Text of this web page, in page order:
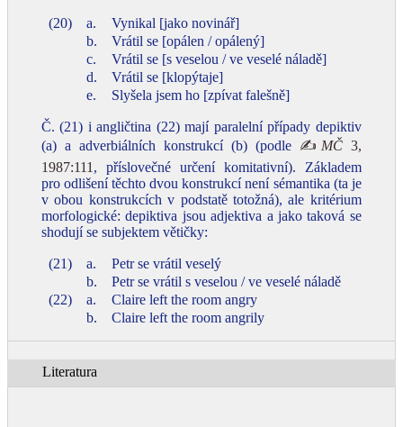
(20) a.
Vynikal [jako novinář]
b.
Vrátil se [opálen / opálený]
c.
Vrátil se [s veselou / ve veselé náladě]
d.
Vrátil se [klopýtaje]
e.
Slyšela jsem ho [zpívat falešně]
Č. (21) i angličtina (22) mají paralelní případy depiktiv
(a) a adverbiálních konstrukcí (b) (podle ✍ MČ3,
1987:111 , příslovečné určení komitativní). Základem
pro odlišení těchto dvou konstrukcí není sémantika (ta je
v obou konstrukcích v podstatě totožná), ale kritérium
morfologické: depiktiva jsou adjektiva a jako taková se
shodují se subjektem větičky:
(21) a.
Petr se vrátil veselý
b.
Petr se vrátil s veselou / ve veselé náladě
(22)
a.
Claire left the room angry
b.
Claire left the room angrily
Literatura